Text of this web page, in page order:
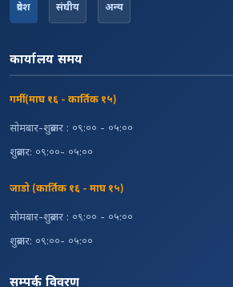
प्रदेश संघीय अन्य
कार्यालय समय
गर्मी (माघ १६ - कार्तिक १५)
सोमबार-शुक्रबार : ०९:०० - ०५:००
शुक्रबार: ०९:००- ०५:००
जाडो (कार्तिक १६ - माघ १५)
सोमबार-शुक्रबार : ०९:०० - ०५:००
शुक्रबार: ०९:००- ०५:००
सम्पर्क विवरण